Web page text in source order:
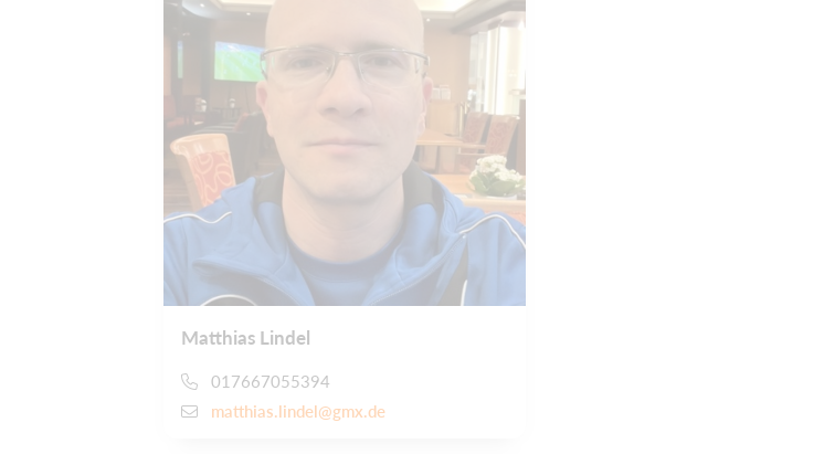
Matthias Lindel
017667055394
matthias.lindel@gmx.de